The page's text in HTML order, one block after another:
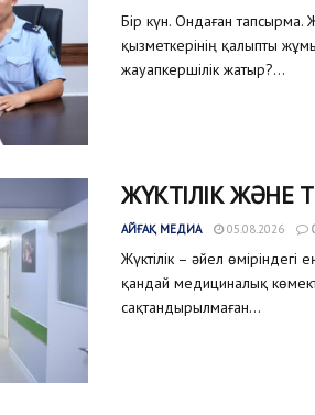
Бір күн. Ондаған тапсырма.
қызметкерінің қалыпты
жауапкершілік жатыр?...
ЖҮКТІЛІК ЖӘНЕ
АЙҒАҚ МЕДИА 05.08.2026
Жүктілік – әйел
қандай медициналық
сақтандырылмаған...